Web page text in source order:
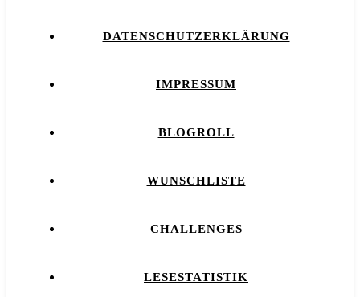
DATENSCHUTZERKLÄRUNG
IMPRESSUM
BLOGROLL
WUNSCHLISTE
CHALLENGES
LESESTATISTIK